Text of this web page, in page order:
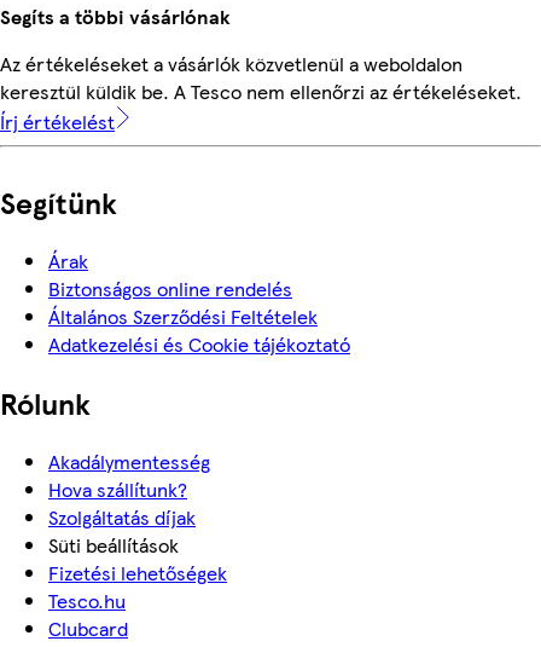
Segíts a többi vásárlónak
Az értékeléseket a vásárlók közvetlenül a weboldalon
keresztül küldik be. A Tesco nem ellenőrzi az értékeléseket.
Írj értékelést
Segítünk
Árak
Biztonságos online rendelés
Általános Szerződési Feltételek
Adatkezelési és Cookie tájékoztató
Rólunk
Akadálymentesség
Hova szállítunk?
Szolgáltatás díjak
Süti beállítások
Fizetési lehetőségek
Tesco.hu
Clubcard